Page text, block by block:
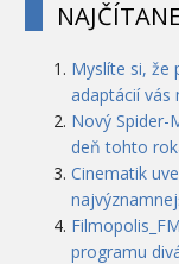
Myslíte si, že
adaptácií vás
Nový Spider-
deň tohto
Cinematik
programu